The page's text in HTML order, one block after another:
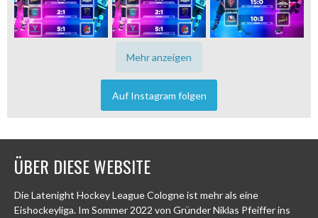
Mehr anzeigen
Auf Instagram folgen
ÜBER DIESE WEBSITE
Die Latenight Hockey League Cologne ist mehr als eine
Eishockeyliga. Im Sommer 2022 von Gründer Niklas Pfeiffer ins